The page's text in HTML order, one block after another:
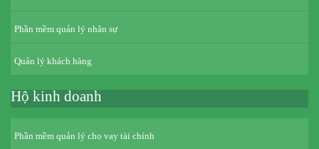
Phần mềm quản lý nhân sự
Quản lý khách hàng
Hộ kinh doanh
Phần mềm quản lý cho vay tài chính